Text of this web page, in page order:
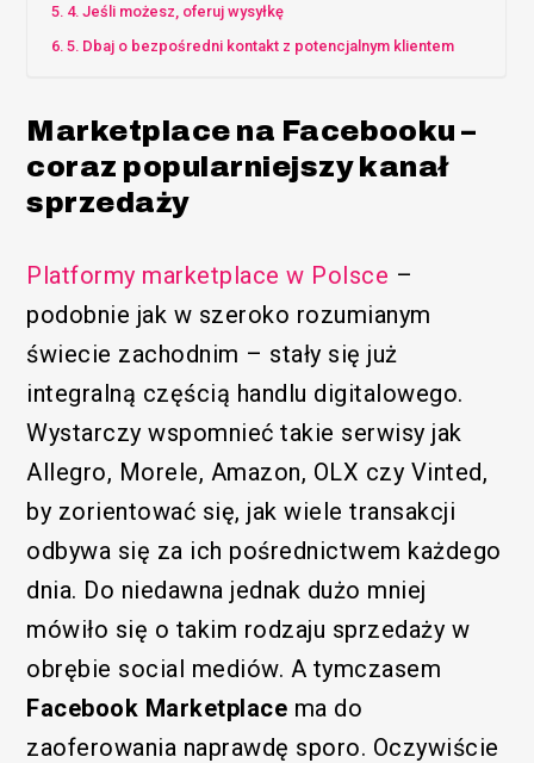
4. Jeśli możesz, oferuj wysyłkę
5. Dbaj o bezpośredni kontakt z potencjalnym klientem
Marketplace na Facebooku –
coraz popularniejszy kanał
sprzedaży
Platformy marketplace w Polsce –
podobnie jak w szeroko rozumianym
świecie zachodnim – stały się już
integralną częścią handlu digitalowego.
Wystarczy wspomnieć takie serwisy jak
Allegro, Morele, Amazon, OLX czy Vinted,
by zorientować się, jak wiele transakcji
odbywa się za ich pośrednictwem każdego
dnia. Do niedawna jednak dużo mniej
mówiło się o takim rodzaju sprzedaży w
obrębie social mediów. A tymczasem
Facebook Marketplace ma do
zaoferowania naprawdę sporo. Oczywiście